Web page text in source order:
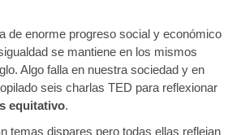
de enorme progreso social y económico
se mantiene en los mismos
Algo falla en nuestra sociedad y en
seis charlas TED para reflexionar
equitativo.
temas dispares pero todas ellas reflejan